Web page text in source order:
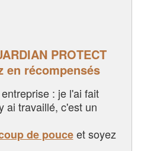
PROTECT
en récompensés
: je l'ai fait
ai travaillé, c'est un
de pouceet soyez